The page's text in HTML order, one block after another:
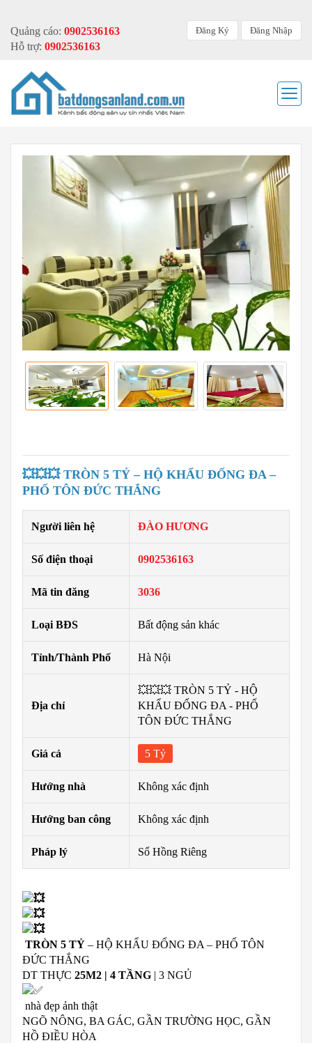
Quảng cáo: 0902536163
Hỗ trợ: 0902536163
Đăng Ký Đăng Nhập
💥💥💥 TRÒN 5 TỶ – HỘ KHẨU ĐỐNG ĐA –
PHỐ TÔN ĐỨC THẮNG
Người liên hệ ĐÀO HƯƠNG
Số điện thoại 0902536163
Mã tin đăng 3036
Loại BĐS Bất động sản khác
Tỉnh/Thành Phố Hà Nội
Địa chỉ
💥💥💥 TRÒN 5 TỶ - HỘ
KHẨU ĐỐNG ĐA - PHỐ
TÔN ĐỨC THẮNG
Giá cả 5 Tỷ
Hướng nhà Không xác định
Hướng ban công Không xác định
Pháp lý Sổ Hồng Riêng
TRÒN 5 TỶ – HỘ KHẨU ĐỐNG ĐA – PHỐ TÔN
ĐỨC THẮNG
DT THỰC 25M2 | 4 TẦNG | 3 NGỦ
nhà đẹp ảnh thật
NGÕ NÔNG, BA GÁC, GẦN TRƯỜNG HỌC, GẦN
HỒ ĐIỀU HÒA